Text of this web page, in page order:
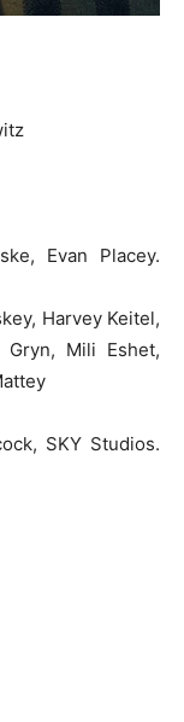
Evan Placey.
Harvey Keitel,
Gryn, Mili Eshet,
SKY Studios.